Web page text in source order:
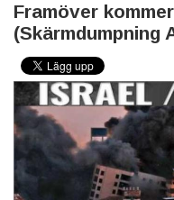
Framöver
(Skärmdumpning